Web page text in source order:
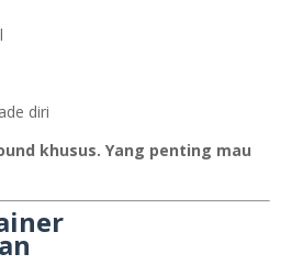
diri
khusus. Yang penting mau